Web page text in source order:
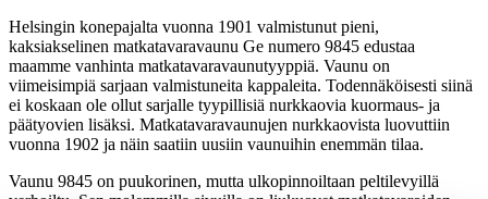
Helsingin konepajalta vuonna 1901 valmistunut pieni,
kaksiakselinen matkatavaravaunu Ge numero 9845 edustaa
maamme vanhinta matkatavaravaunutyyppiä. Vaunu on
viimeisimpiä sarjaan valmistuneita kappaleita. Todennäköisesti siinä
ei koskaan ole ollut sarjalle tyypillisiä nurkkaovia kuormaus- ja
päätyovien lisäksi. Matkatavaravaunujen nurkkaovista luovuttiin
vuonna 1902 ja näin saatiin uusiin vaunuihin enemmän tilaa.
Vaunu 9845 on puukorinen, mutta ulkopinnoiltaan peltilevyillä